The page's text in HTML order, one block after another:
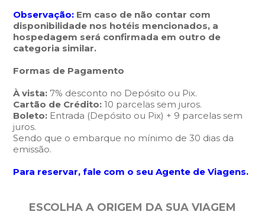
Observação: Em caso de não contar com
disponibilidade nos hotéis mencionados, a
hospedagem será confirmada em outro de
categoria similar.
Formas de Pagamento
À vista: 7% desconto no Depósito ou Pix.
Cartão de Crédito:10 parcelas sem juros.
Boleto: Entrada (Depósito ou Pix) + 9 parcelas sem
juros.
Sendo que o embarque no mínimo de 30 dias da
emissão.
Para reservar, fale com o seu Agente de Viagens.
ESCOLHA A ORIGEM DA SUA VIAGEM